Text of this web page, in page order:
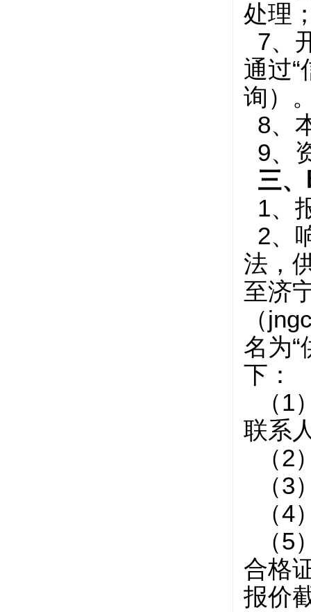
处理
7、
通过“
询）
8、
9、
三
1、
2、
法，
至济
（
名为“
下：
（1
联系
（2
（3
（4
（5
合格
报价